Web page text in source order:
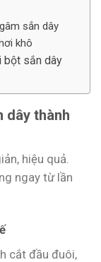
sắn dây
khô
bột sắn dây
dây thành
hiệu quả.
ngay từ lần
cắt đầu đuôi,